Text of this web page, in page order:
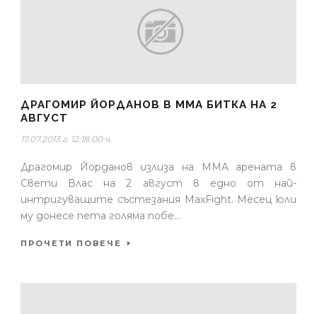
ДРАГОМИР ЙОРДАНОВ В MMA БИТКА НА 2
АВГУСТ
17.07.2013 г. 12:18:00 ч.
Драгомир Йорданов излиза на MMA арената в
Свети Влас на 2 август в едно от най-
интригуващите състезания MaxFight. Месец юли
му донесе пета голяма побе...
ПРОЧЕТИ ПОВЕЧЕ